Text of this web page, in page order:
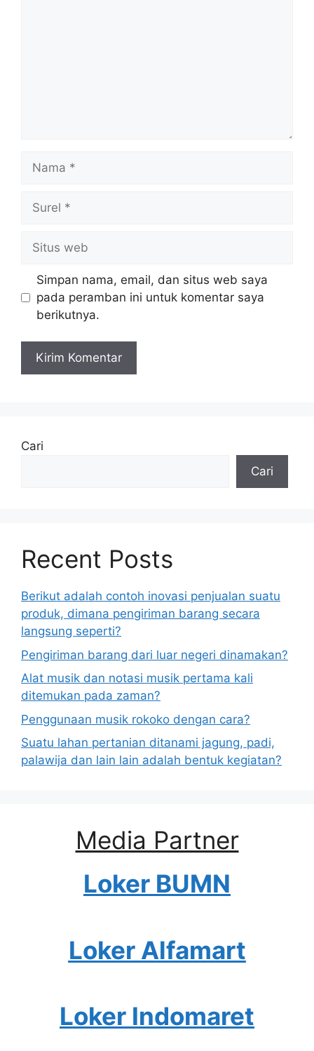
web
Simpan nama, email, dan situs web saya
pada peramban ini untuk komentar saya
berikutnya.
Cari
Cari
Recent Posts
Berikut adalah contoh inovasi penjualan suatu
produk, dimana pengiriman barang secara
langsung seperti?
Pengiriman barang dari luar negeri dinamakan?
Alat musik dan notasi musik pertama kali
ditemukan pada zaman?
Penggunaan musik rokoko dengan cara?
Suatu lahan pertanian ditanami jagung, padi,
palawija dan lain lain adalah bentuk kegiatan?
Media Partner
Loker BUMN
Loker Alfamart
Loker Indomaret